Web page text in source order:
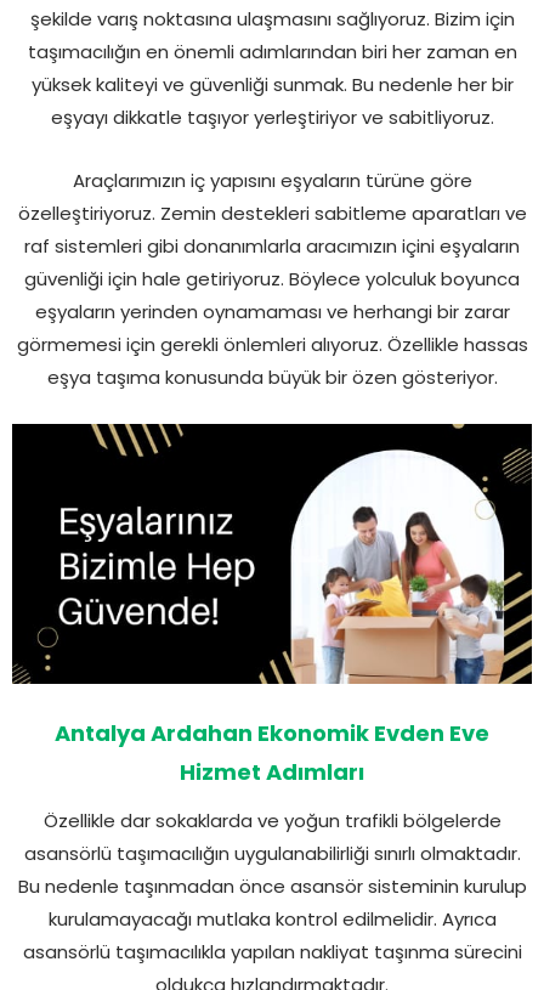
şekilde varış noktasına ulaşmasını sağlıyoruz. Bizim için
taşımacılığın en önemli adımlarından biri her zaman en
yüksek kaliteyi ve güvenliği sunmak. Bu nedenle her bir
eşyayı dikkatle taşıyor yerleştiriyor ve sabitliyoruz.
Araçlarımızın iç yapısını eşyaların türüne göre
özelleştiriyoruz. Zemin destekleri sabitleme aparatları ve
raf sistemleri gibi donanımlarla aracımızın içini eşyaların
güvenliği için hale getiriyoruz. Böylece yolculuk boyunca
eşyaların yerinden oynamaması ve herhangi bir zarar
görmemesi için gerekli önlemleri alıyoruz. Özellikle hassas
eşya taşıma konusunda büyük bir özen gösteriyor.
Antalya Ardahan Ekonomik Evden Eve
Hizmet Adımları
Özellikle dar sokaklarda ve yoğun trafikli bölgelerde
asansörlü taşımacılığın uygulanabilirliği sınırlı olmaktadır.
Bu nedenle taşınmadan önce asansör sisteminin kurulup
kurulamayacağı mutlaka kontrol edilmelidir. Ayrıca
asansörlü taşımacılıkla yapılan nakliyat taşınma sürecini
oldukça hızlandırmaktadır.